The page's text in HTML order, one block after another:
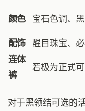
颜色 宝石色调、
配饰
醒目珠宝、
连体
裤
若极为正式
对于黑领结可选的